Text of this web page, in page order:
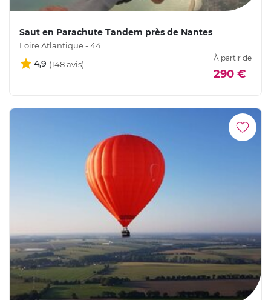
Saut en Parachute Tandem près de Nantes
Loire Atlantique - 44
4,9
À partir de
290 €